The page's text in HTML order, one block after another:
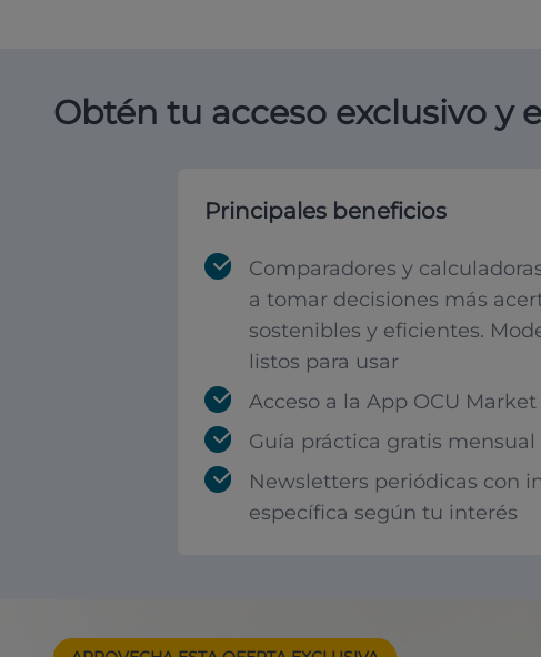
Obtén tu acceso exclusivo y
Principales beneficios
Comparadores y
a tomar decisiones más
sostenibles y eficientes.
listos para usar
Acceso a la App OCU
Guía práctica gratis mensual
Newsletters periódicas con
específica según tu interés